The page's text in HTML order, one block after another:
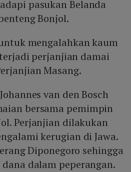
pasukan Belanda
Bonjol.
mengalahkan kaum
perjanjian damai
Masang.
van den Bosch
bersama pemimpin
Perjanjian dilakukan
kerugian di Jawa.
Diponegoro sehingga
dalam peperangan.